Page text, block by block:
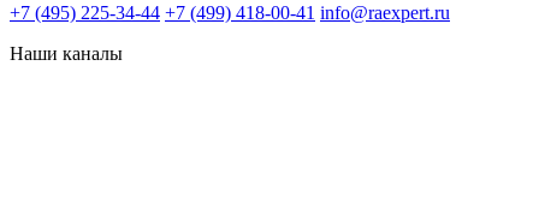
+7 (495) 225-34-44 +7 (499) 418-00-41 info@raexpert.ru
Наши каналы